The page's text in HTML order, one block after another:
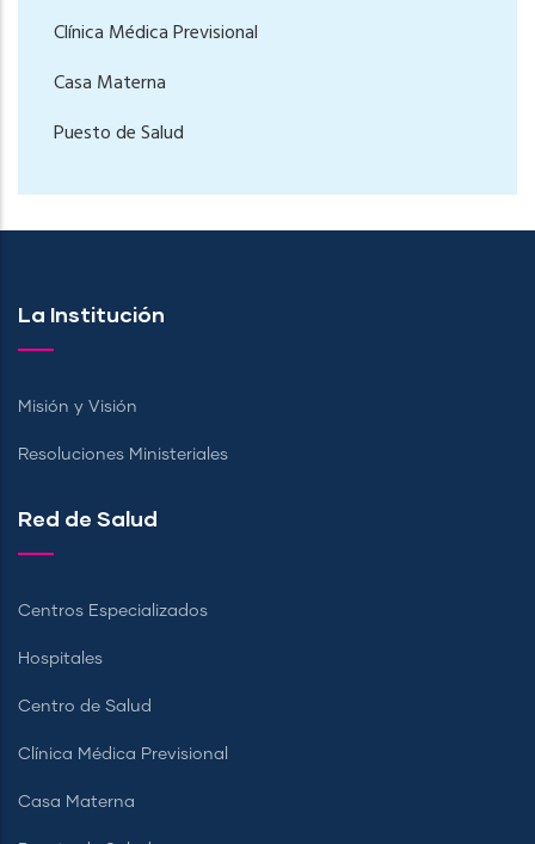
Clínica Médica Previsional
Casa Materna
Puesto de Salud
La Institución
Misión y Visión
Resoluciones Ministeriales
Red de Salud
Centros Especializados
Hospitales
Centro de Salud
Clínica Médica Previsional
Casa Materna